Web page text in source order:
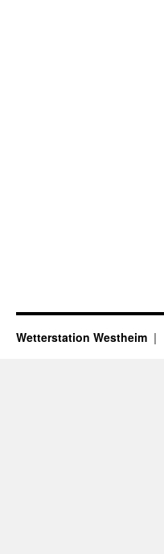
Wetterstation Westheim